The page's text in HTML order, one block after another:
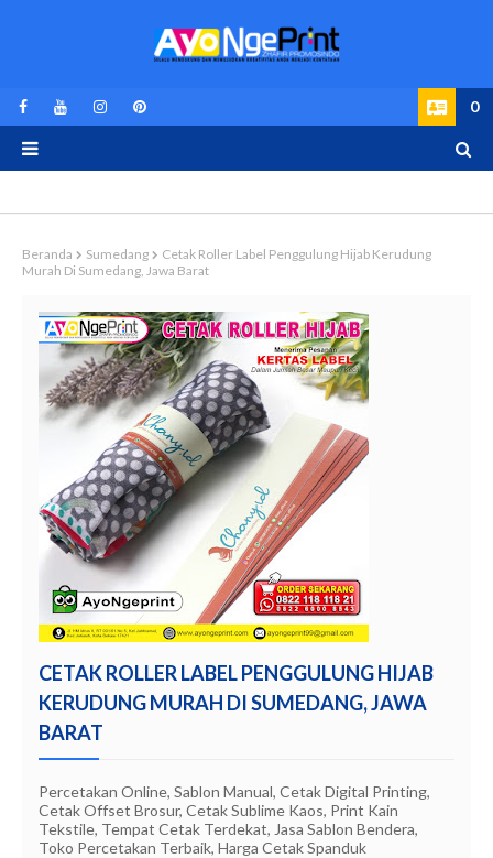
0
Beranda Sumedang
Cetak Roller Label Penggulung Hijab Kerudung
Murah Di Sumedang, Jawa Barat
CETAK ROLLER LABEL PENGGULUNG HIJAB
KERUDUNG MURAH DI SUMEDANG, JAWA
BARAT
Percetakan Online, Sablon Manual, Cetak Digital Printing,
Cetak Offset Brosur, Cetak Sublime Kaos, Print Kain
Tekstile, Tempat Cetak Terdekat, Jasa Sablon Bendera,
Toko Percetakan Terbaik, Harga Cetak Spanduk